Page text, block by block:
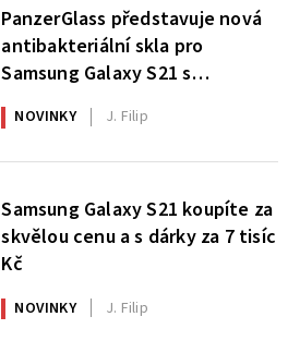
PanzerGlass představuje nová
antibakteriální skla pro
Samsung Galaxy S21 s
podporou čtečky otisků prstů v
displeji
NOVINKY J. Filip
Samsung Galaxy S21 koupíte za
skvělou cenu a s dárky za 7 tisíc
Kč
NOVINKY J. Filip